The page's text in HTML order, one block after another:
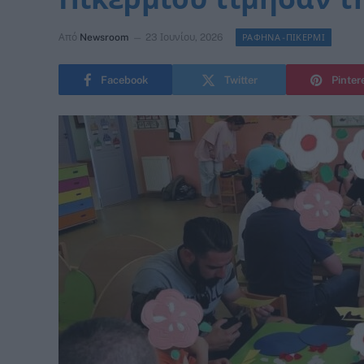
Από Newsroom 23 Ιουνίου, 2026 ΡΑΦΗΝΑ -ΠΙΚΕΡΜΙ
Facebook Twitter